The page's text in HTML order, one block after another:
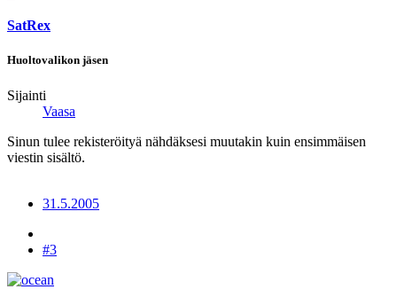
SatRex
Huoltovalikon jäsen
Sijainti
Vaasa
Sinun tulee rekisteröityä nähdäksesi muutakin kuin ensimmäisen
viestin sisältö.
31.5.2005
#3